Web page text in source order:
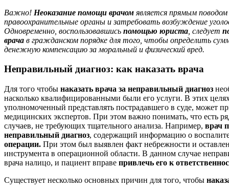
Важно! Неоказание помощи врачом является прямым поводом
правоохранительные органы и затребовать возбуждение
Одновременно, воспользовавшись помощью юриста , следует
врача в гражданском порядке для того, чтобы определить
денежную компенсацию за моральный и физический вред.
Неправильный диагноз: как наказать врача
Для того чтобы наказать врача за неправильный диагноз
насколько квалифицированными были его услуги. В этих
уполномоченный представлять пострадавшего в суде, может
медицинских экспертов. При этом важно понимать, что есть
случаев, не требующих тщательного анализа. Например, врач
неправильный диагноз, содержащий информацию о
операции. При этом был выявлен факт небрежности и
инструмента в операционной области. В данном случае
врача налицо, и пациент вправе привлечь его к
Существует несколько основных причин для того, чтобы